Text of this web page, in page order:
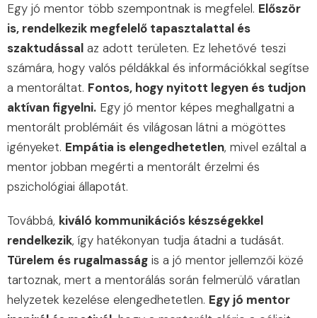
Egy jó mentor több szempontnak is megfelel. Először
is, rendelkezik megfelelő tapasztalattal és
szaktudással az adott területen. Ez lehetővé teszi
számára, hogy valós példákkal és információkkal segítse
a mentoráltat. Fontos, hogy nyitott legyen és tudjon
aktívan figyelni. Egy jó mentor képes meghallgatni a
mentorált problémáit és világosan látni a mögöttes
igényeket. Empátia is elengedhetetlen, mivel ezáltal a
mentor jobban megérti a mentorált érzelmi és
pszichológiai állapotát.
Továbbá, kiváló kommunikációs készségekkel
rendelkezik, így hatékonyan tudja átadni a tudását.
Türelem és rugalmasság is a jó mentor jellemzői közé
tartoznak, mert a mentorálás során felmerülő váratlan
helyzetek kezelése elengedhetetlen. Egy jó mentor